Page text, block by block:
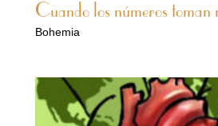
Cuando los números toman
Bohemia